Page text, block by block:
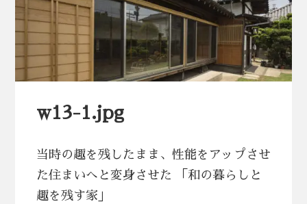
w13-1.jpg
当時の趣を残したまま、性能をアップさせ
た住まいへと変身させた 「和の暮らしと
趣を残す家」